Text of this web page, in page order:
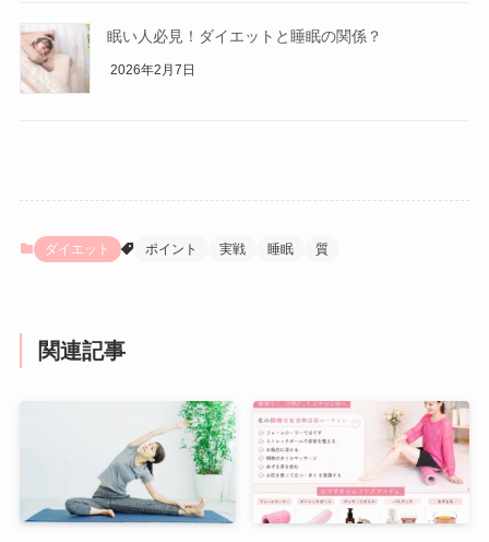
眠い人必見！ダイエットと睡眠の関係？
2026年2月7日
ダイエット ポイント 実戦 睡眠 質
関連記事